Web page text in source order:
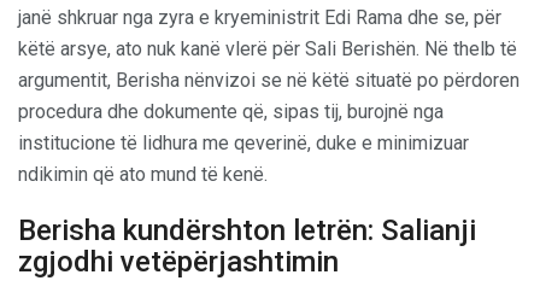
janë shkruar nga zyra e kryeministrit Edi Rama dhe se, për
këtë arsye, ato nuk kanë vlerë për Sali Berishën. Në thelb të
argumentit, Berisha nënvizoi se në këtë situatë po përdoren
procedura dhe dokumente që, sipas tij, burojnë nga
institucione të lidhura me qeverinë, duke e minimizuar
ndikimin që ato mund të kenë.
Berisha kundërshton letrën: Salianji
zgjodhi vetëpërjashtimin